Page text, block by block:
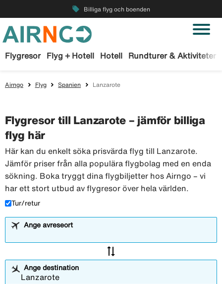
local_offer Billiga flyg och boenden
Flygresor Flyg + Hotell Hotell Rundturer & Aktiviteter
Airngo Flyg Spanien Lanzarote
Flygresor till Lanzarote – jämför billiga
flyg här
Här kan du enkelt söka prisvärda flyg till Lanzarote.
Jämför priser från alla populära flygbolag med en enda
sökning. Boka tryggt dina flygbiljetter hos Airngo – vi
har ett stort utbud av flygresor över hela världen.
Tur/retur
Ange avreseort
sync_alt
Ange destination